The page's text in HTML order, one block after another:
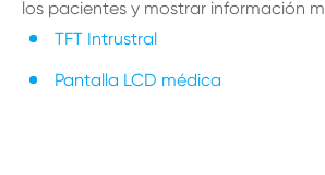
los pacientes y mostrar información
TFT Intrustral
Pantalla LCD médica